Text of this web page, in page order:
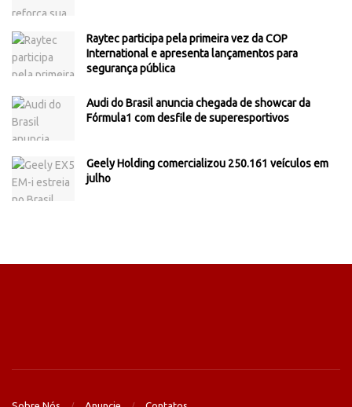
Raytec participa pela primeira vez da COP
International e apresenta lançamentos para
segurança pública
Audi do Brasil anuncia chegada de showcar da
Fórmula1 com desfile de superesportivos
Geely Holding comercializou 250.161 veículos em
julho